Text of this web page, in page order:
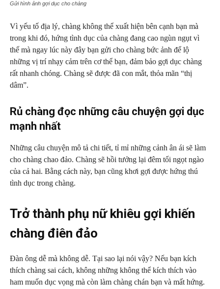
Gửi hình ảnh gợi dục cho chàng
Vì yếu tố địa lý, chàng không thể xuất hiện bên cạnh bạn mà
trong khi đó, hứng tình dục của chàng đang cao ngùn ngụt vì
thế mà ngay lúc này đây bạn gửi cho chàng bức ảnh để lộ
những vị trí nhạy cảm trên cơ thể bạn, đảm bảo gợi dục chàng
rất nhanh chóng. Chàng sẽ được đã con mắt, thỏa mãn “thị
dâm”.
Rủ chàng đọc những câu chuyện gợi dục
mạnh nhất
Những câu chuyện mô tả chi tiết, tỉ mỉ những cảnh ân ái sẽ làm
cho chàng chao đảo. Chàng sẽ hồi tưởng lại đêm tối ngọt ngào
của cả hai. Bằng cách này, bạn cũng khơi gợi được hứng thú
tình dục trong chàng.
Trở thành phụ nữ khiêu gợi khiến
chàng điên đảo
Đàn ông dễ mà không dễ. Tại sao lại nói vậy? Nếu bạn kích
thích chàng sai cách, không những không thể kích thích vào
ham muốn dục vọng mà còn làm chàng chán bạn và mất hứng.